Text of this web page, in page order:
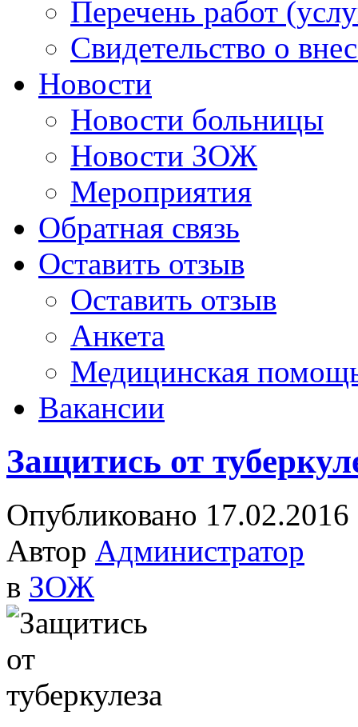
Перечень работ
Свидетельство о
Новости
Новости больницы
Новости ЗОЖ
Мероприятия
Обратная связь
Оставить отзыв
Оставить отзыв
Анкета
Медицинская
Вакансии
Защитись от
Опубликовано 17.02.2016
Автор Администратор
в ЗОЖ